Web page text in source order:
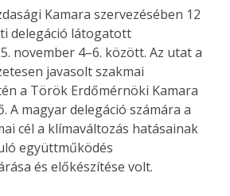
Kamara szervezésében 12
delegáció látogatott
november 4–6. között. Az utat a
javasolt szakmai
a Török Erdőmérnöki Kamara
A magyar delegáció számára a
cél a klímaváltozás hatásainak
együttműködés
és előkészítése volt.